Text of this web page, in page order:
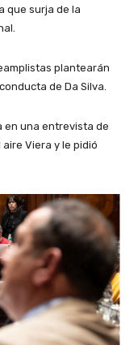
que surja de la
plantearán
de Da Silva.
en una entrevista de
Viera y le pidió